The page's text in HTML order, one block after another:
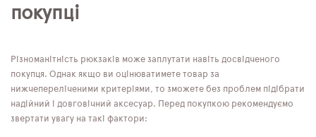
покупці
Різноманітність рюкзаків може заплутати навіть досвідченого
покупця. Однак якщо ви оцінюватимете товар за
нижчепереліченими критеріями, то зможете без проблем підібрати
надійний і довговічний аксесуар. Перед покупкою рекомендуємо
звертати увагу на такі фактори: